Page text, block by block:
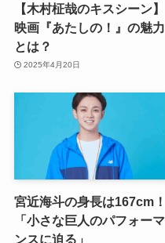
【木村柾哉のキスシーン】
映画『あたしの！』の魅力
とは？
2025年4月20日
宮近海斗の身長は167cm！
「小さな巨人のパフォーマ
ンスに迫る」